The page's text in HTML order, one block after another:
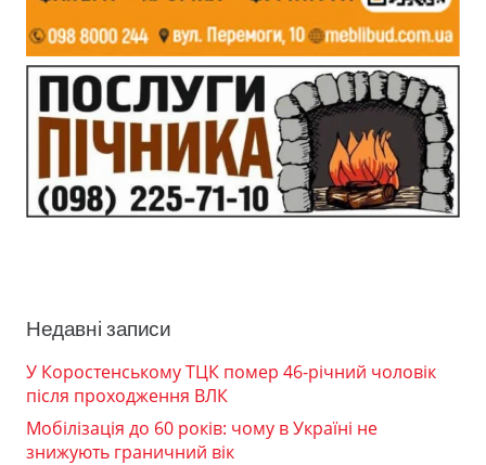
Недавні записи
У Коростенському ТЦК помер 46-річний чоловік
після проходження ВЛК
Мобілізація до 60 років: чому в Україні не
знижують граничний вік